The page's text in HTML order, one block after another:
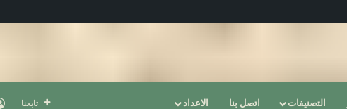
التصنيفات اتصل بنا الاعداد تابعنا